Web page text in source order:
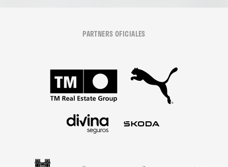
PARTNERS OFICIALES